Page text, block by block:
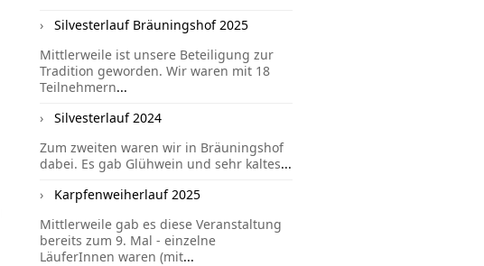
Silvesterlauf Bräuningshof 2025
Mittlerweile ist unsere Beteiligung zur
Tradition geworden. Wir waren mit 18
Teilnehmern...
Silvesterlauf 2024
Zum zweiten waren wir in Bräuningshof
dabei. Es gab Glühwein und sehr kaltes...
Karpfenweiherlauf 2025
Mittlerweile gab es diese Veranstaltung
bereits zum 9. Mal - einzelne
LäuferInnen waren (mit...